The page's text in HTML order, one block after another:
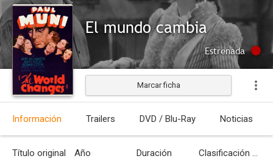
El mundo cambia
Estrenada
Marcar ficha
Información Trailers DVD / Blu-Ray Noticias
Título original Año Duración Clasificación por edades